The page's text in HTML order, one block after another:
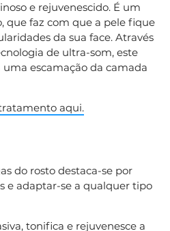
e rejuvenescido. É um
que faz com que a pele fique
da sua face. Através
de ultra-som, este
escamação da camada
aqui.
do rosto destaca-se por
e adaptar-se a qualquer tipo
tonifica e rejuvenesce a